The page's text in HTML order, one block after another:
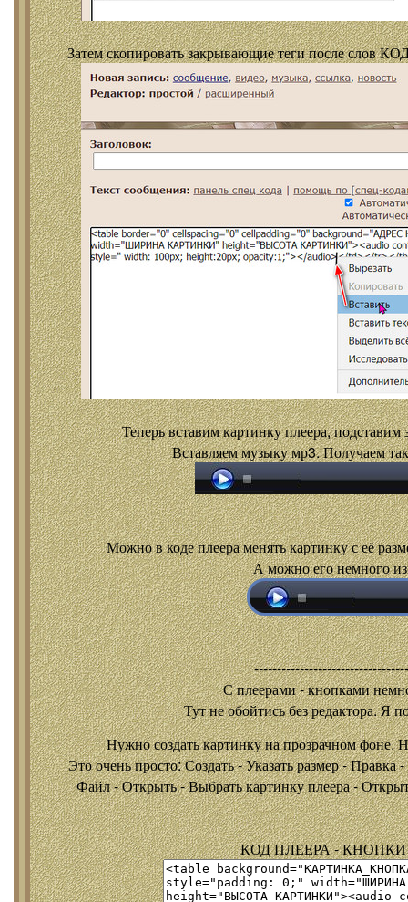
Затем скопировать закрывающие теги после слов
Теперь вставим картинку плеера, подставим
Вставляем музыку мр3. Получаем
Можно в коде плеера менять картинку с её
А можно его немного
С плеерами - кнопками
Тут не обойтись без редактора. Я
Нужно создать картинку на прозрачном фоне.
Это очень просто: Создать - Указать размер -
Файл - Открыть - Выбрать картинку плеера -
КОД ПЛЕЕРА - КНОПКИ